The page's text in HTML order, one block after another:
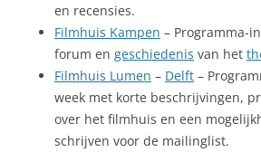
en recensies.
Filmhuis Kampen – Programma-
forum en geschiedenis van het
Filmhuis Lumen – Delft –
week met korte beschrijvingen,
over het filmhuis en een
schrijven voor de mailinglist.